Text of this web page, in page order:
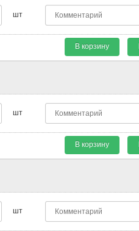
шт
В корзину
шт
В корзину
шт